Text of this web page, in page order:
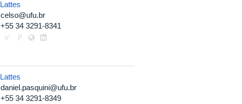
Lattes
celso@ufu.br
+55 34 3291-8341
Lattes
daniel.pasquini@ufu.br
+55 34 3291-8349